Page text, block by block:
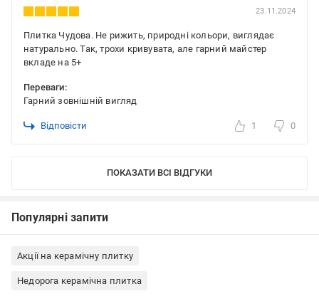
23.11.2024
Плитка Чудова. Не рижить, природні кольори, виглядає
натурально. Так, трохи кривувата, але гарний майстер
вкладе на 5+
Переваги:
Гарний зовнішній вигляд
Відповісти 1 0
ПОКАЗАТИ ВСІ ВІДГУКИ
Популярні запити
Акції на керамічну плитку
Недорога керамічна плитка